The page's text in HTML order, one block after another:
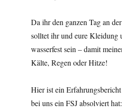
Da ihr den ganzen Tag an
solltet ihr und eure Kleidung
wasserfest sein – damit
Kälte, Regen oder Hitze!
Hier ist ein
bei uns ein FSJ absolviert hat: